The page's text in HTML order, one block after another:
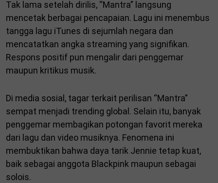
Tak lama setelah dirilis, “Mantra” langsung
mencetak berbagai pencapaian. Lagu ini menembus
tangga lagu iTunes di sejumlah negara dan
mencatatkan angka streaming yang signifikan.
Respons positif pun mengalir dari penggemar
maupun kritikus musik.
Di media sosial, tagar terkait perilisan “Mantra”
sempat menjadi trending global. Selain itu, banyak
penggemar membagikan potongan favorit mereka
dari lagu dan video musiknya. Fenomena ini
membuktikan bahwa daya tarik Jennie tetap kuat,
baik sebagai anggota Blackpink maupun sebagai
solois.